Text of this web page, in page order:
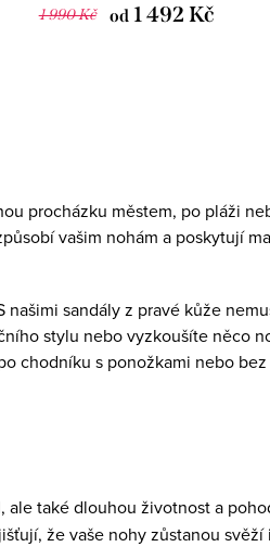
1 990 Kč od1 492 Kč
procházku městem, po pláži
vašim nohám a poskytují
našimi sandály z pravé kůže
stylu nebo vyzkoušíte něco
chodníku s ponožkami nebo
také dlouhou životnost a
že vaše nohy zůstanou